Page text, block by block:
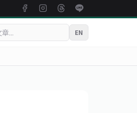
EN